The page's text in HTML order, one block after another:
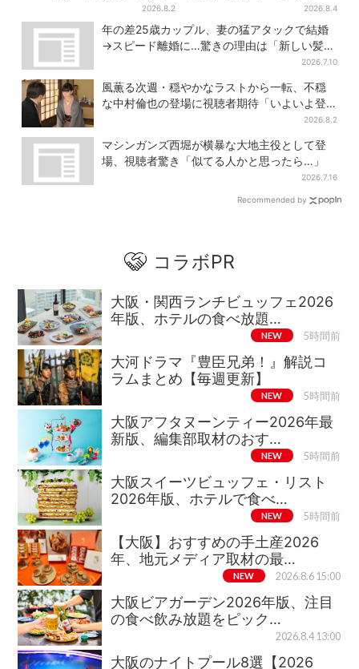
スターと期待「まさか僕
が…」
2026.8.2
ェス」、最大3500の光が夜空
に…会場には縁日も
2026.8.4
年の差25歳カップル、妻の猛アタックで結婚
→スピード離婚に…驚きの理由は「新しい髪
2026.7.10
風薫る次週・穏やかなラストから一転、不穏
な中村倫也の登場に視聴者期待「いよいよ登
2026.8.2
マシンガンズ西堀が横暴な大地主役として登
場、視聴者驚き「似てる人かと思ったら…」
2026.7.16
Recommended by
コラボPR
大阪・関西ランチビュッフェ2026
年版、ホテルの食べ放題…
NEW 5時間前
大河ドラマ『豊臣兄弟！』解説コ
ラムまとめ【毎週更新】
NEW 5時間前
大阪アフタヌーンティー2026年最
新版、編集部取材のおす…
NEW 5時間前
大阪スイーツビュッフェ・リスト
2026年版、ホテルで食べ…
NEW 5時間前
【大阪】おすすめの手土産2026
年、地元メディア取材の最…
NEW 2026.8.6 15:00
大阪ビアガーデン2026年版、注目
の食べ飲み放題をピック…
2026.8.4 13:00
大阪のナイトプール8選【2026